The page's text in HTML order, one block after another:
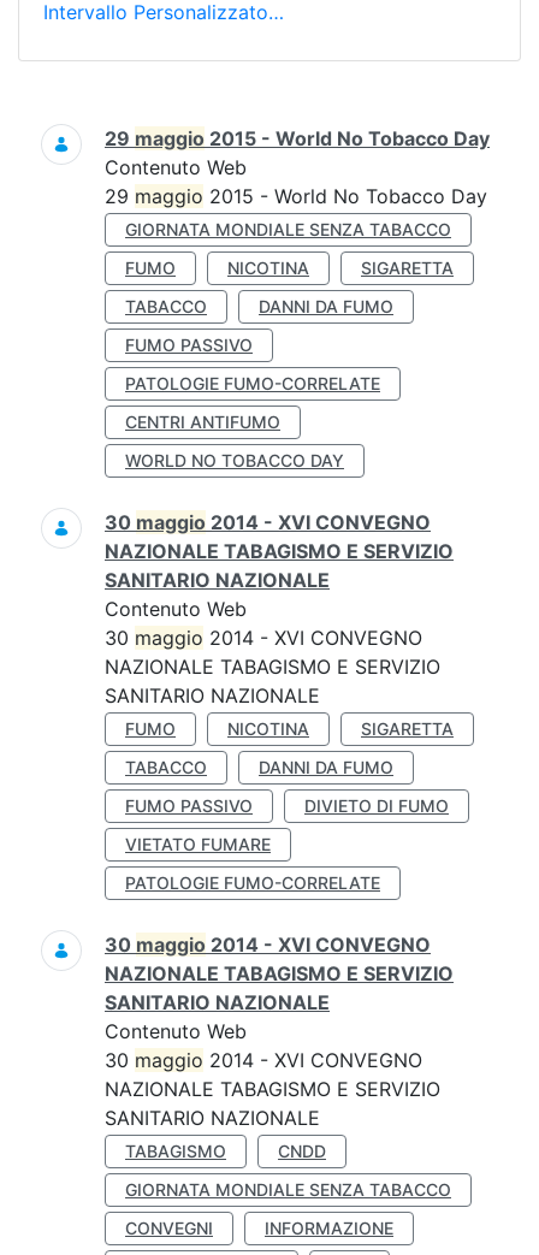
Intervallo Personalizzato…
Ricerca
29 maggio 2015 - World No Tobacco Day
Contenuto Web
29 maggio 2015 - World No Tobacco Day
GIORNATA MONDIALE SENZA TABACCO
FUMO
NICOTINA
SIGARETTA
TABACCO
DANNI DA FUMO
FUMO PASSIVO
PATOLOGIE FUMO-CORRELATE
CENTRI ANTIFUMO
WORLD NO TOBACCO DAY
30 maggio 2014 - XVI CONVEGNO
NAZIONALE TABAGISMO E SERVIZIO
SANITARIO NAZIONALE
Contenuto Web
30 maggio 2014 - XVI CONVEGNO
NAZIONALE TABAGISMO E SERVIZIO
SANITARIO NAZIONALE
FUMO NICOTINA
SIGARETTA
TABACCO
DANNI DA FUMO
FUMO PASSIVO
DIVIETO DI FUMO
VIETATO FUMARE
PATOLOGIE FUMO-CORRELATE
30 maggio 2014 - XVI CONVEGNO
NAZIONALE TABAGISMO E SERVIZIO
SANITARIO NAZIONALE
Contenuto Web
30 maggio 2014 - XVI CONVEGNO
NAZIONALE TABAGISMO E SERVIZIO
SANITARIO NAZIONALE
TABAGISMO
CNDD
GIORNATA MONDIALE SENZA TABACCO
CONVEGNI
INFORMAZIONE